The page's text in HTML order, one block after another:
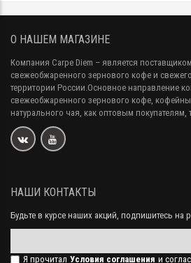
О НАШЕМ МАГАЗИНЕ
Компания Carpe Diem – является
свежеобжаренного зернового кофе и
территории России.Основное направление
свежеобжаренного зернового кофе,
натурального чая, как оптовым покупателям,
НАШИ КОНТАКТЫ
Будьте в курсе наших акций, подпишитесь на
Я прочитал Условия соглашения и